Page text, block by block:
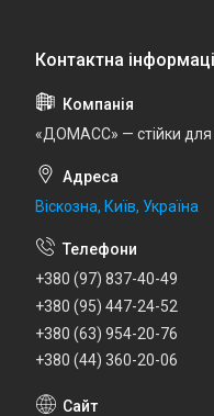
«ДОМАСС» — стійки для
Віскозна, Київ, Україна
+380 (97) 837-40-49
+380 (95) 447-24-52
+380 (63) 954-20-76
+380 (44) 360-20-06